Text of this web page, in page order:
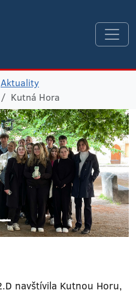
Aktuality
Kutná Hora
navštívila Kutnou Horu,